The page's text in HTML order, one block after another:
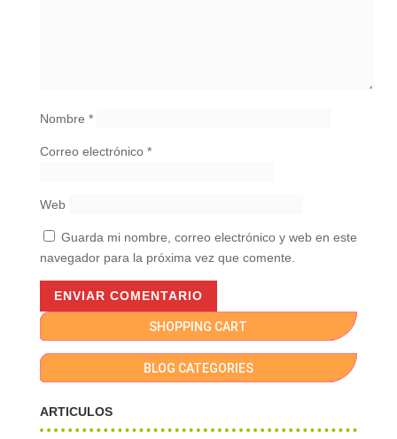
Nombre *
Correo electrónico *
Web
Guarda mi nombre, correo electrónico y web en este
navegador para la próxima vez que comente.
SHOPPING CART
BLOG CATEGORIES
ARTICULOS